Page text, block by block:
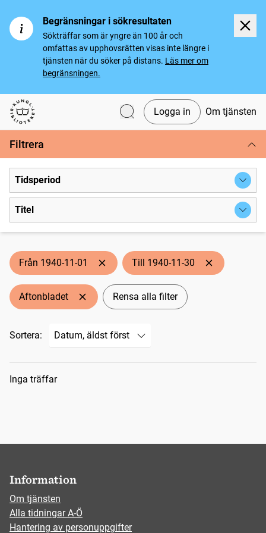
Begränsningar i sökresultaten
Sökträffar som är yngre än 100 år och
omfattas av upphovsrätten visas inte längre i
tjänsten när du söker på distans. Läs mer om
begränsningen.
Svenska tidningar
Logga in Om tjänsten
Filtrera
Tidsperiod
Titel
Från 1940-11-01 Till 1940-11-30
Aftonbladet Rensa alla filter
Sortera:
Sökresultat
Inga träffar
Information
Om tjänsten
Alla tidningar A-Ö
Hantering av personuppgifter